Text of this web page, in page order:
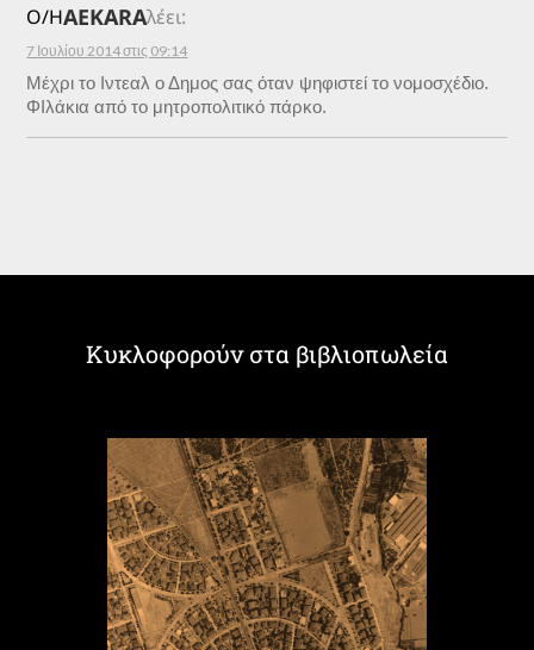
Ο/ΗAEKARAλέει:
7 Ιουλίου 2014 στις 09:14
Μέχρι το Ιντεαλ ο Δημος σας όταν ψηφιστεί το νομοσχέδιο.
ΦΙλάκια από το μητροπολιτικό πάρκο.
Κυκλοφορούν στα βιβλιοπωλεία